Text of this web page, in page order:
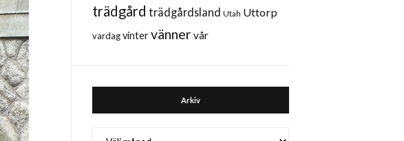
trädgård trädgårdsland Utah Uttorp
vardag vintervänner vår
Arkiv